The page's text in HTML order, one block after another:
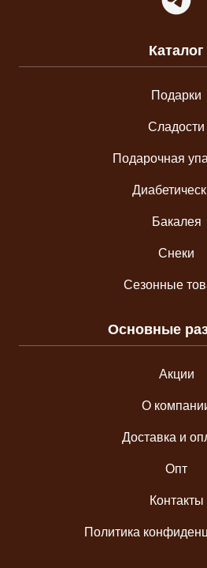
Каталог
Подарки
Сладости
Подарочная
Бакалея
Снеки
Сезонные
Основные
Акции
О
Доставка и
Опт
Контакты
Политика